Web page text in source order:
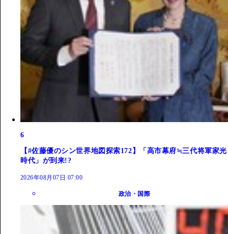
6
【#佐藤優のシン世界地図探索172】「高市幕府≒三代将軍家光
時代」が到来!?
2026年08月07日 07:00
政治・国際